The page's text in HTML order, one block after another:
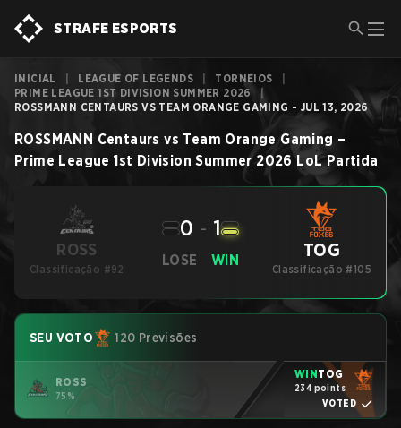
STRAFE ESPORTS
INICIAL LEAGUE OF LEGENDS TORNEIOS
PRIME LEAGUE 1ST DIVISION SUMMER 2026
|
ROSSMANN CENTAURS VS TEAM ORANGE GAMING - JUL 13, 2026
ROSSMANN Centaurs vs Team Orange Gaming –
Prime League 1st Division Summer 2026 LoL Partida
ROSS
Classificação #92
LOSE
0 - 1
WIN TOG
Classificação #105
SEU VOTO 120 Previsões
ROSS
75%
WINTOG
234 points
VOTED